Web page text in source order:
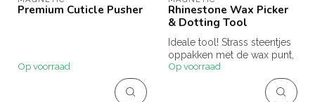
Premium Cuticle Pusher
Op voorraad
Rhinestone Wax Picker
& Dotting Tool
Ideale tool! Strass steentjes
oppakken met de wax punt,
stippen zetten met de do...
Op voorraad